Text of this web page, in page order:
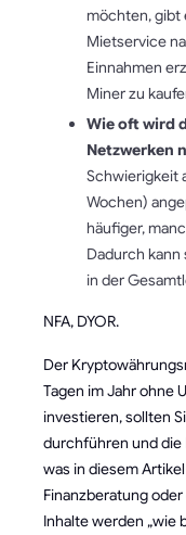
möchten, gibt
Mietservice
Einnahmen
Miner zu
Wie oft wird
Netzwerken
Schwierigkeit
Wochen)
häufiger,
Dadurch kann
in der
NFA, DYOR.
Der
Tagen im Jahr ohne
investieren, sollten
durchführen und die
was in diesem
Finanzberatung
Inhalte werden „wie